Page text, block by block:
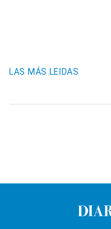
LAS MÁS LEIDAS